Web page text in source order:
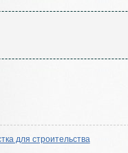
для строительства